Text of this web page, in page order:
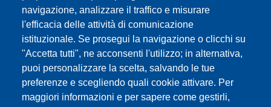
navigazione, analizzare il traffico e misurare
l'efficacia delle attività di comunicazione
istituzionale. Se prosegui la navigazione o clicchi su
"Accetta tutti", ne acconsenti l'utilizzo; in alternativa,
puoi personalizzare la scelta, salvando le tue
preferenze e scegliendo quali cookie attivare. Per
maggiori informazioni e per sapere come gestirli,
Partita IVA: 00427620364
Dipartimento di Giurisprudenza
Sede: Via San Geminiano 3 - 41121 Modena